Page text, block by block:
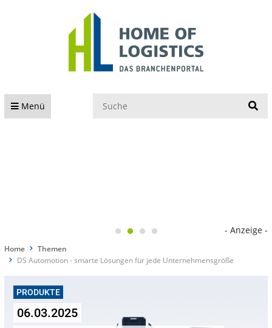
Menü
- Anzeige -
Home
Themen
DS Automotion - smarte Lösungen für jede Unternehmensgröße
PRODUKTE
06.03.2025